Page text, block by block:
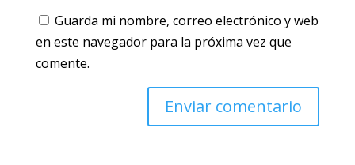
Guarda mi nombre, correo electrónico y web
en este navegador para la próxima vez que
comente.